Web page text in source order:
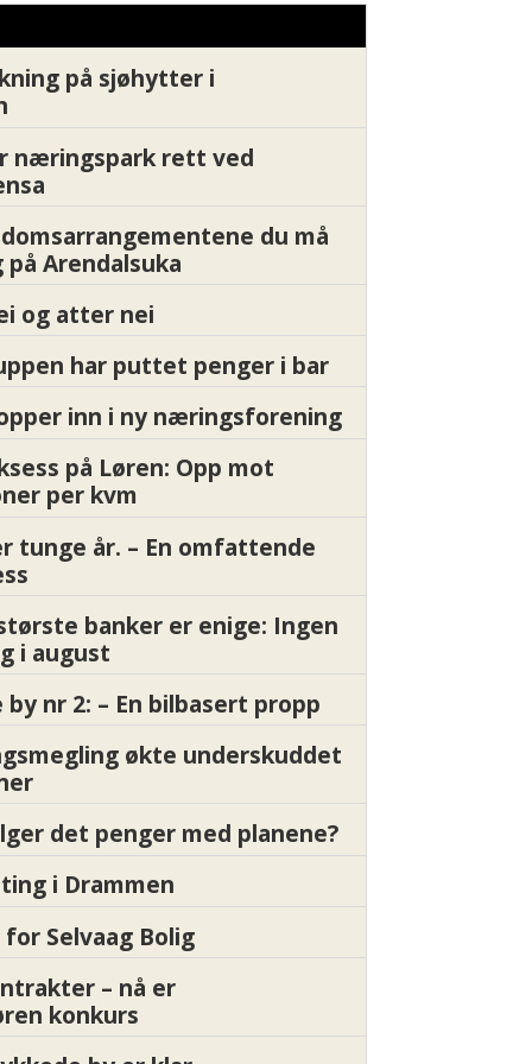
på sjøhytter i
næringspark rett ved
du må
Arendalsuka
og atter nei
har puttet penger i bar
inn i ny næringsforening
på Løren: Opp mot
per kvm
tunge år. – En omfattende
banker er enige: Ingen
i august
nr 2: – En bilbasert propp
økte underskuddet
det penger med planene?
i Drammen
for Selvaag Bolig
– nå er
konkurs